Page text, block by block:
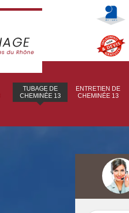
TUBAGE DE
CHEMINÉE 13
ENTRETIEN DE
CHEMINÉE 13